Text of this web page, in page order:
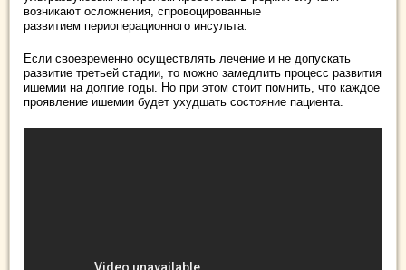
возникают осложнения, спровоцированные
развитием периоперационного инсульта.
Если своевременно осуществлять лечение и не допускать
развитие третьей стадии, то можно замедлить процесс развития
ишемии на долгие годы. Но при этом стоит помнить, что каждое
проявление ишемии будет ухудшать состояние пациента.